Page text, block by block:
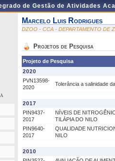
de Gestão de Atividades
Marcelo Luis Rodrigues
DZOO - CCA - DEPARTAMENTO DE
Projetos de Pesquisa
Projeto de Pesquisa
2020
PVN13598-
2020
Tolerância a salinidade
2017
PIN9437-
2017
NÍVEIS DE
TILÁPIA DO NILO
PIN9640-
2017
QUALIDADE
NILO
2010